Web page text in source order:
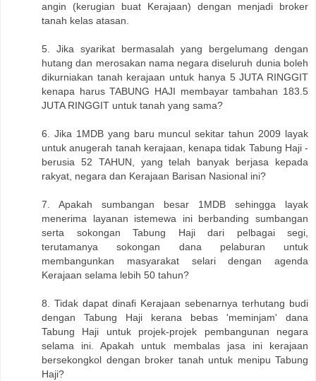
angin (kerugian buat Kerajaan) dengan menjadi broker
tanah kelas atasan.
5. Jika syarikat bermasalah yang bergelumang dengan
hutang dan merosakan nama negara diseluruh dunia boleh
dikurniakan tanah kerajaan untuk hanya 5 JUTA RINGGIT
kenapa harus TABUNG HAJI membayar tambahan 183.5
JUTA RINGGIT untuk tanah yang sama?
6. Jika 1MDB yang baru muncul sekitar tahun 2009 layak
untuk anugerah tanah kerajaan, kenapa tidak Tabung Haji -
berusia 52 TAHUN, yang telah banyak berjasa kepada
rakyat, negara dan Kerajaan Barisan Nasional ini?
7. Apakah sumbangan besar 1MDB sehingga layak
menerima layanan istemewa ini berbanding sumbangan
serta sokongan Tabung Haji dari pelbagai segi,
terutamanya sokongan dana pelaburan untuk
membangunkan masyarakat selari dengan agenda
Kerajaan selama lebih 50 tahun?
8. Tidak dapat dinafi Kerajaan sebenarnya terhutang budi
dengan Tabung Haji kerana bebas 'meminjam' dana
Tabung Haji untuk projek-projek pembangunan negara
selama ini. Apakah untuk membalas jasa ini kerajaan
bersekongkol dengan broker tanah untuk menipu Tabung
Haji?